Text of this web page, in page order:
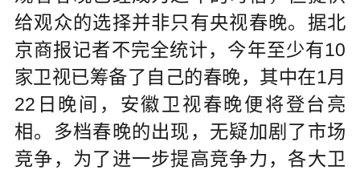
给观众的选择并非只有央视春晚。据北
京商报记者不完全统计，今年至少有10
家卫视已筹备了自己的春晚，其中在1月
22日晚间，安徽卫视春晚便将登台亮
相。多档春晚的出现，无疑加剧了市场
竞争，为了进一步提高竞争力，各大卫